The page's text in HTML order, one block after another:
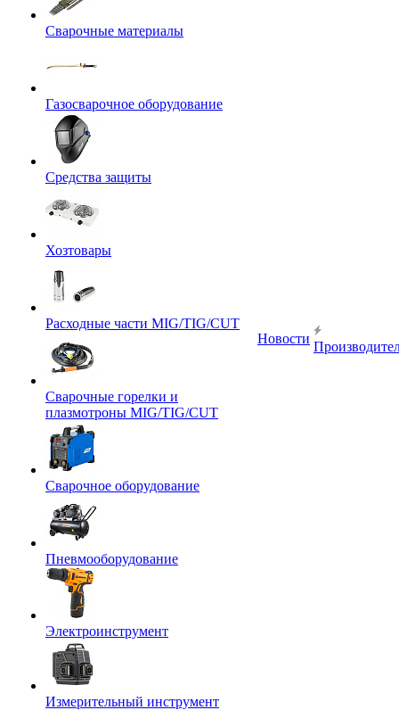
Сварочные материалы
Газосварочное оборудование
Средства защиты
Хозтовары
Расходные части MIG/TIG/CUT
Сварочные горелки и
плазмотроны MIG/TIG/CUT
Сварочное оборудование
Пневмооборудование
Электроинструмент
Измерительный инструмент
Новости